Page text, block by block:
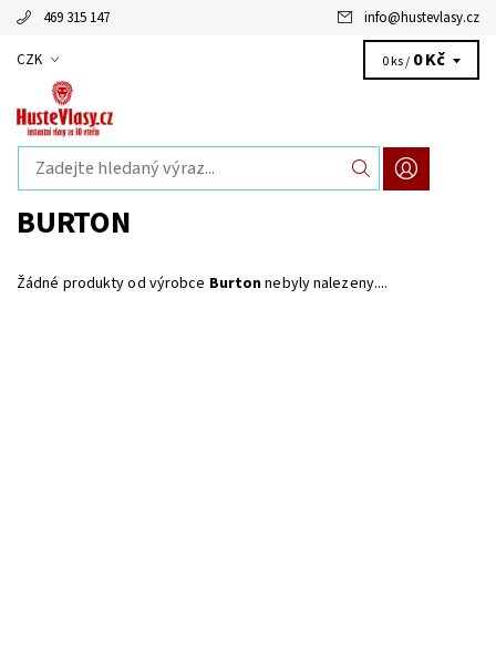
469 315 147 info@hustevlasy.cz
CZK 0 ks / 0 Kč
BURTON
Žádné produkty od výrobce Burtonnebyly nalezeny....